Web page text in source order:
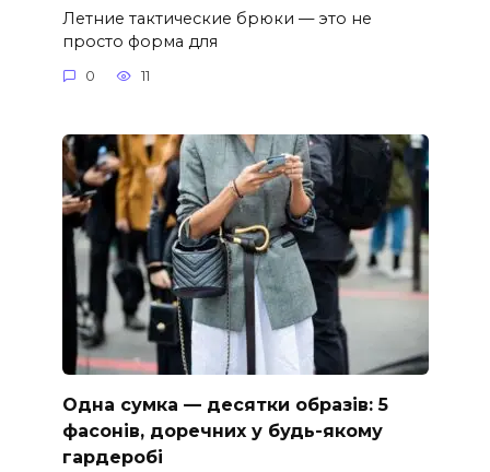
Летние тактические брюки — это не
просто форма для
0 11
Одна сумка — десятки образів: 5
фасонів, доречних у будь-якому
гардеробі